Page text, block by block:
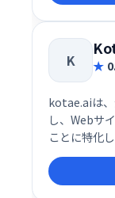
K
kotae.aiは
し、Webサ
ことに特化
す。特に中
の自動化と
点が高く評